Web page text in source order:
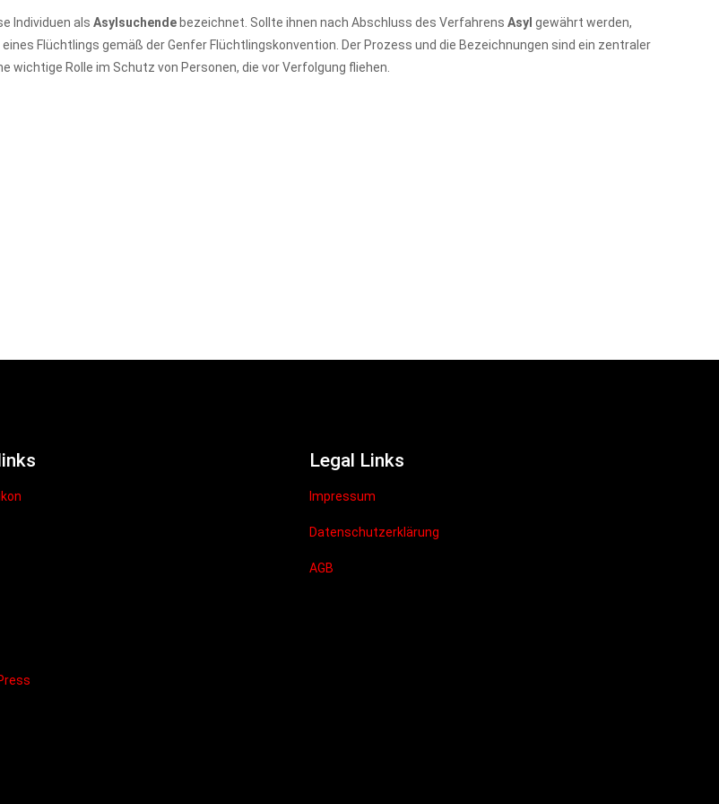
Individuen alsAsylsuchende bezeichnet. Sollte ihnen nach Abschluss des VerfahrensAsylgewährt werden,
Flüchtlings gemäß der Genfer Flüchtlingskonvention. Der Prozess und die Bezeichnungen sind ein zentraler
Rolle im Schutz von Personen, die vor Verfolgung fliehen.
Legal Links
Impressum
Datenschutzerklärung
AGB